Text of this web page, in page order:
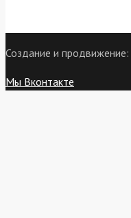
Создание и продвижение:
Мы Вконтакте